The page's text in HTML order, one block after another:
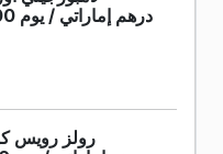
5,500 درهم إماراتي /يوم
رولز رويس